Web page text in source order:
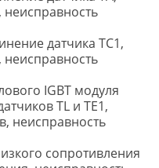
неисправность
датчика TC1,
неисправность
IGBT модуля
TL и TE1,
неисправность
сопротивления